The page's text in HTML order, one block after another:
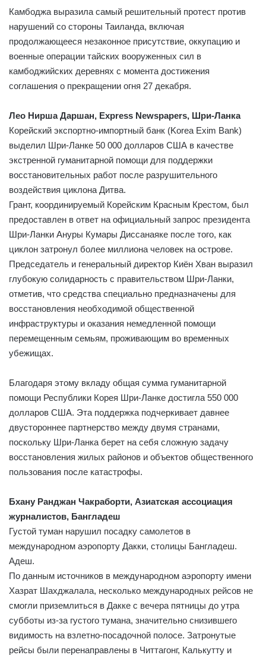
Камбоджа выразила самый решительный протест против
нарушений со стороны Таиланда, включая
продолжающееся незаконное присутствие, оккупацию и
военные операции тайских вооруженных сил в
камбоджийских деревнях с момента достижения
соглашения о прекращении огня 27 декабря.
Лео Нирша Даршан, Express Newspapers, Шри-Ланка
Корейский экспортно-импортный банк (Korea Exim Bank)
выделил Шри-Ланке 50 000 долларов США в качестве
экстренной гуманитарной помощи для поддержки
восстановительных работ после разрушительного
воздействия циклона Дитва.
Грант, координируемый Корейским Красным Крестом, был
предоставлен в ответ на официальный запрос президента
Шри-Ланки Ануры Кумары Диссанаяке после того, как
циклон затронул более миллиона человек на острове.
Председатель и генеральный директор Киён Хван выразил
глубокую солидарность с правительством Шри-Ланки,
отметив, что средства специально предназначены для
восстановления необходимой общественной
инфраструктуры и оказания немедленной помощи
перемещенным семьям, проживающим во временных
убежищах.
Благодаря этому вкладу общая сумма гуманитарной
помощи Республики Корея Шри-Ланке достигла 550 000
долларов США. Эта поддержка подчеркивает давнее
двустороннее партнерство между двумя странами,
поскольку Шри-Ланка берет на себя сложную задачу
восстановления жилых районов и объектов общественного
пользования после катастрофы.
Бхану Ранджан Чакраборти, Азиатская ассоциация
журналистов, Бангладеш
Густой туман нарушил посадку самолетов в
международном аэропорту Дакки, столицы Бангладеш.
Адеш.
По данным источников в международном аэропорту имени
Хазрат Шахджалала, несколько международных рейсов не
смогли приземлиться в Дакке с вечера пятницы до утра
субботы из-за густого тумана, значительно снизившего
видимость на взлетно-посадочной полосе. Затронутые
рейсы были перенаправлены в Читтагонг, Калькутту и